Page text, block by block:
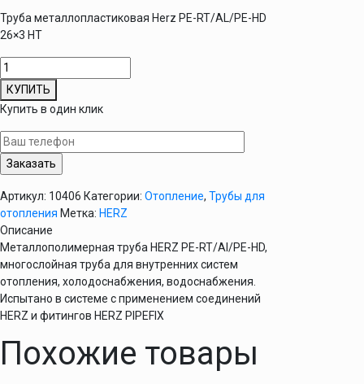
Труба металлопластиковая Herz PE-RT/AL/PE-HD
26×3 НТ
Количество
товара
Труба
металлополимерная
PE-
RT/Al/PE-
HD
26х3
АІ-0,5мм
HERZ
КУПИТЬ
Купить в один клик
Артикул: 10406 Категории: Отопление, Трубы для
отопления Метка: HERZ
Описание
Металлополимерная труба HERZ PE-RT/Al/PE-HD,
многослойная труба для внутренних систем
отопления, холодоснабжения, водоснабжения.
Испытано в системе с применением соединений
HERZ и фитингов HERZ PIPEFIX
Похожие товары